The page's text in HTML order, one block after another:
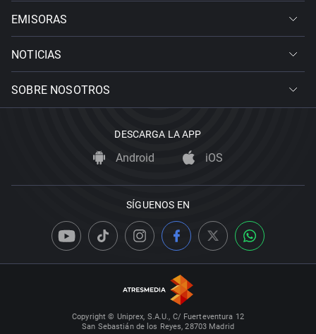
EMISORAS
NOTICIAS
SOBRE NOSOTROS
DESCARGA LA APP
Android iOS
SÍGUENOS EN
Copyright © Uniprex, S.A.U., C/ Fuerteventura 12
San Sebastián de los Reyes, 28703 Madrid